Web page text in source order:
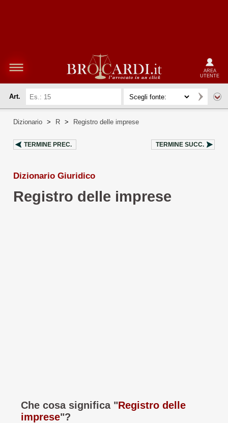
AREA
UTENTE
Art.
Dizionario > R > Registro delle imprese
TERMINE PREC. TERMINE SUCC.
Dizionario Giuridico
Registro delle imprese
Che cosa significa "Registro delle
imprese"?